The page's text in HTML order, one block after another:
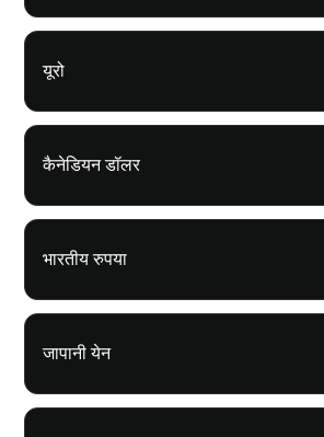
यूरो
कैनेडियन डॉलर
भारतीय रुपया
जापानी येन